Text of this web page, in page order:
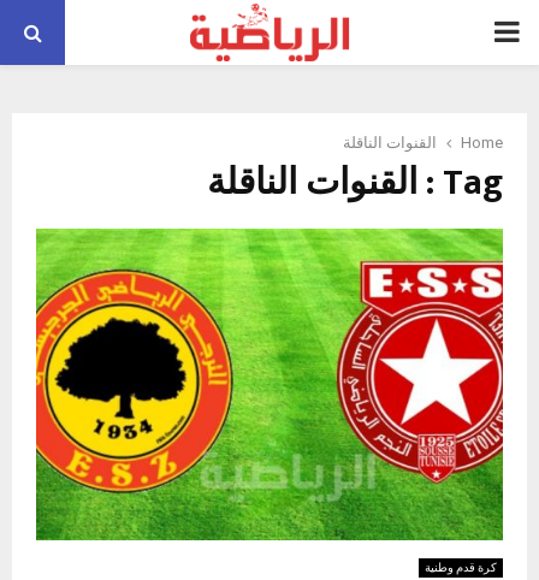
PRIMARY
Home القنوات الناقلة
Tag : القنوات الناقلة
كرة قدم وطنية